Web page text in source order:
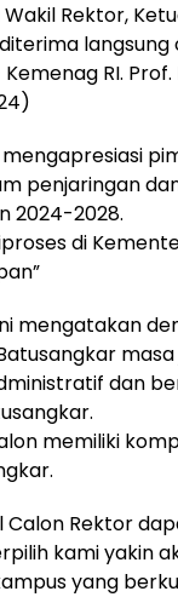
Rektor,
langsung
RI.
penjaringan
2024-2028.
di
mengatakan
dan
memiliki
Rektor
kami yakin
yang